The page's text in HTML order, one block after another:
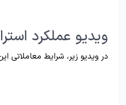
ویدیو عملکرد
در ویدیو زیر، شرایط معاملاتی